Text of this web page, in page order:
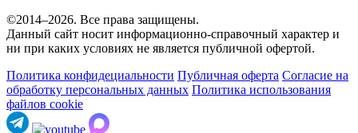
©2014–2026. Все права защищены.
Данный сайт носит информационно-справочный характер и
ни при каких условиях не является публичной офертой.
Политика конфидециальности Публичная оферта Согласие на
обработку персональных данных Политика использования
файлов cookie